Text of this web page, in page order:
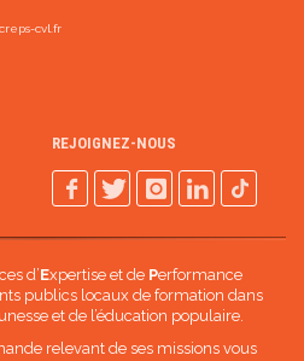
cvl.fr
REJOIGNEZ-NOUS
d’Expertise et de Performance
publics locaux de formation dans
et de l’éducation populaire.
relevant de ses missions vous